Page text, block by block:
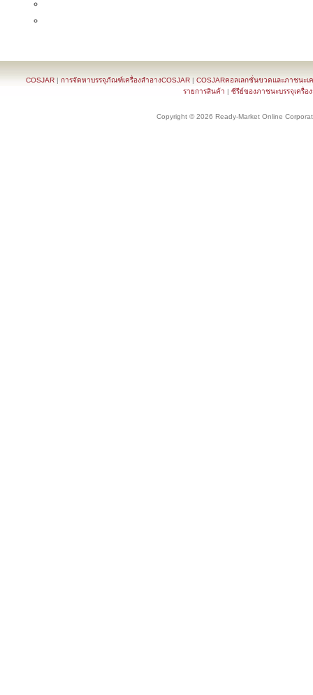
COSJAR | การจัดหาบรรจุภัณฑ์เครื่องสำอางCOSJAR | COSJARคอลเลกชั่นขวดและภาชนะเ
รายการสินค้า | ซีรีย์ของภาชนะบรรจุเครื่อ
Copyright © 2026 Ready-Market Online